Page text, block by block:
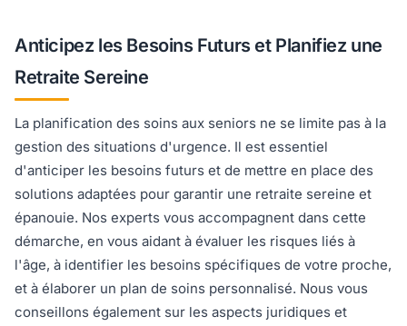
Anticipez les Besoins Futurs et Planifiez une
Retraite Sereine
La planification des soins aux seniors ne se limite pas à la
gestion des situations d'urgence. Il est essentiel
d'anticiper les besoins futurs et de mettre en place des
solutions adaptées pour garantir une retraite sereine et
épanouie. Nos experts vous accompagnent dans cette
démarche, en vous aidant à évaluer les risques liés à
l'âge, à identifier les besoins spécifiques de votre proche,
et à élaborer un plan de soins personnalisé. Nous vous
conseillons également sur les aspects juridiques et